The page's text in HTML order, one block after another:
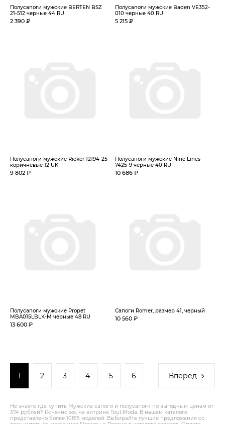
Полусапоги мужские BERTEN BSZ
21-512 черные 44 RU
2 390 ₽
Полусапоги мужские Baden VE352-
010 черные 40 RU
5 215 ₽
Полусапоги мужские Rieker 12194-25
коричневые 12 UK
9 802 ₽
Полусапоги мужские Nine Lines
7425-9 черные 40 RU
10 686 ₽
Полусапоги мужские Propet
MBA015LBLK-M черные 48 RU
13 600 ₽
Сапоги Romer, размер 41, черный
10 560 ₽
1 2 3 4 5 6 Вперед
Не знаете где купить Мужские сапоги и полусапоги по выгодным ценам от
374 рублей? Конечно же, на витрине Tout.Modа. В нашем каталоге
представлено более 10815 моделей. Выбирайте лучшие предложения со